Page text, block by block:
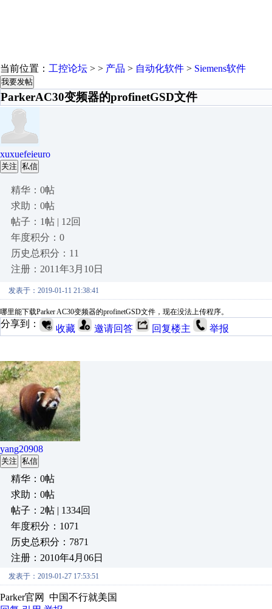
当前位置： 工控论坛 > > 产品 > 自动化软件 > Siemens软件
我要发帖
ParkerAC30变频器的profinetGSD文件
xuxuefeieuro
关注 私信
精华：0帖
求助：0帖
帖子：1帖 | 12回
年度积分：0
历史总积分：11
注册：2011年3月10日
发表于：2019-01-11 21:38:41
哪里能下载Parker AC30变频器的profinetGSD文件，现在没法上传程序。
分享到： 收藏 邀请回答 回复楼主 举报
yang20908
关注 私信
精华：0帖
求助：0帖
帖子：2帖 | 1334回
年度积分：1071
历史总积分：7871
注册：2010年4月06日
发表于：2019-01-27 17:53:51
Parker官网 中国不行就美国